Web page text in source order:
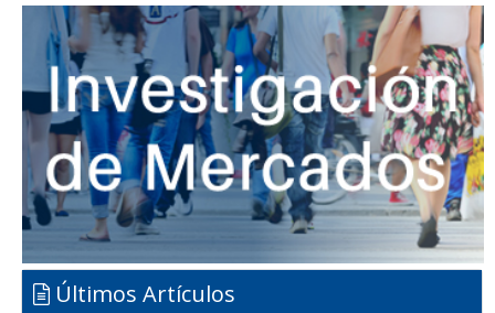
Últimos Artículos